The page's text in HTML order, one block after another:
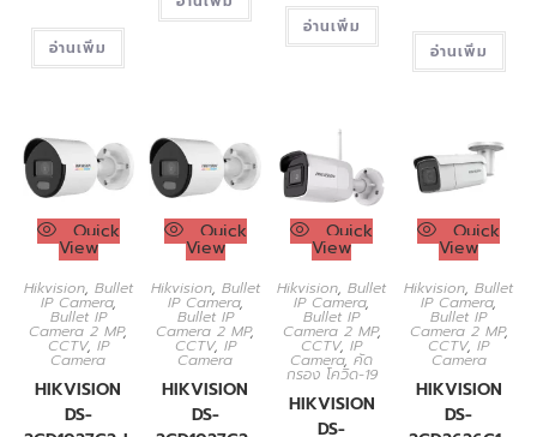
อ่านเพิ่ม
อ่านเพิ่ม
อ่านเพิ่ม
Quick
View
Hikvision, Bullet
IP Camera,
Bullet IP
Camera 2 MP,
CCTV, IP
Camera
HIKVISION
DS-
Quick
View
Hikvision, Bullet
IP Camera,
Bullet IP
Camera 2 MP,
CCTV, IP
Camera
HIKVISION
DS-
Quick
View
Hikvision,Bullet
IP Camera,
Bullet IP
Camera 2 MP,
CCTV,IP
Camera,คัด
กรอง โควิด-19
HIKVISION
DS-
Quick
View
Hikvision,Bullet
IP Camera,
Bullet IP
Camera 2 MP,
CCTV,IP
Camera
HIKVISION
DS-